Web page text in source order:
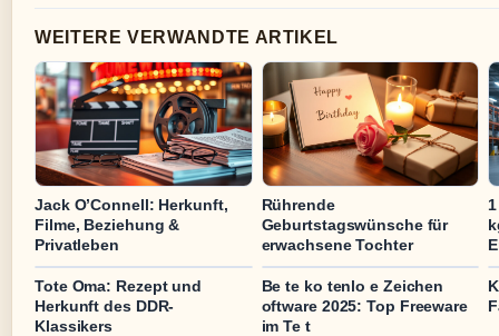
WEITERE VERWANDTE ARTIKEL
Jack O’Connell: Herkunft,
Filme, Beziehung &
Privatleben
Rührende
Geburtstagswünsche für
erwachsene Tochter
Tote Oma: Rezept und
Herkunft des DDR-
Klassikers
Be te ko tenlo e Zeichen
oftware 2025: Top Freeware
im Te t